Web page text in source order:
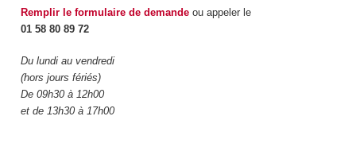
Remplir le formulaire de demandeou appeler le
01 58 80 89 72
Du lundi au vendredi
(hors jours fériés)
De 09h30 à 12h00
et de 13h30 à 17h00